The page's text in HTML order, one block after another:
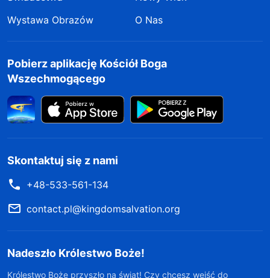
Wystawa Obrazów
O Nas
Pobierz aplikację Kościół Boga
Wszechmogącego
Skontaktuj się z nami
+48-533-561-134
contact.pl@kingdomsalvation.org
Nadeszło Królestwo Boże!
Królestwo Boże przyszło na świat! Czy chcesz wejść do